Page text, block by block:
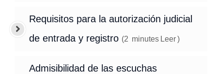
Requisitos para la autorización judicial
de entrada y registro (2 minutes Leer)
Admisibilidad de las escuchas